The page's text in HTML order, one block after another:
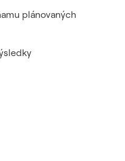
plánovaných